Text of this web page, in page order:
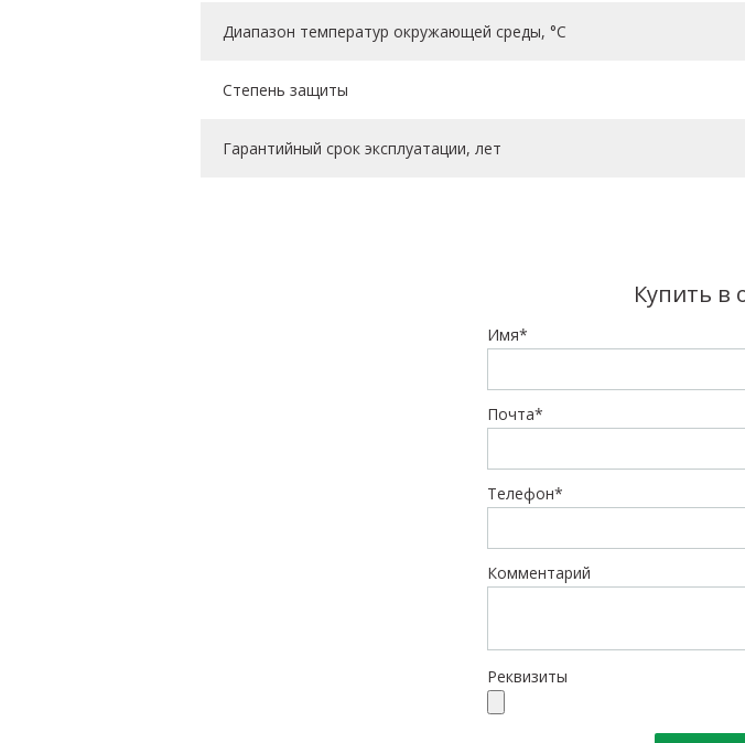
Диапазон температур окружающей среды, °C
Степень защиты
Гарантийный срок эксплуатации, лет
Купить в
Имя*
Почта*
Телефон*
Комментарий
Реквизиты